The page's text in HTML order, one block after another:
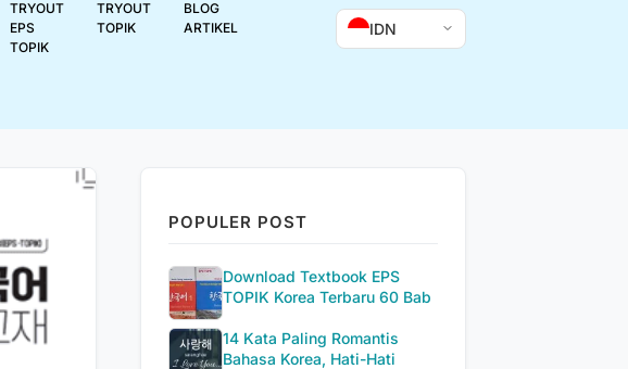
TRYOUT
EPS
TOPIK
TRYOUT
TOPIK
BLOG
ARTIKEL
IDN
POPULER POST
Download Textbook EPS
TOPIK Korea Terbaru 60 Bab
14 Kata Paling Romantis
Bahasa Korea, Hati-Hati